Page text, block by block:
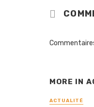
MORE IN
ACTUALITÉ